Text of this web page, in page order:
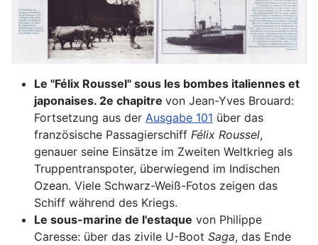
Le "Félix Roussel" sous les bombes italiennes et
japonaises. 2e chapitre von Jean-Yves Brouard:
Fortsetzung aus der Ausgabe 101 über das
französische Passagierschiff Félix Roussel,
genauer seine Einsätze im Zweiten Weltkrieg als
Truppentranspoter, überwiegend im Indischen
Ozean. Viele Schwarz-Weiß-Fotos zeigen das
Schiff während des Kriegs.
Le sous-marine de l'estaque von Philippe
Caresse: über das zivile U-Boot Saga, das Ende